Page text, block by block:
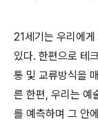
21세기는 우리에
있다. 한편으로 테
통 및 교류방식을
른 한편, 우리는 예
를 예측하며 그 안